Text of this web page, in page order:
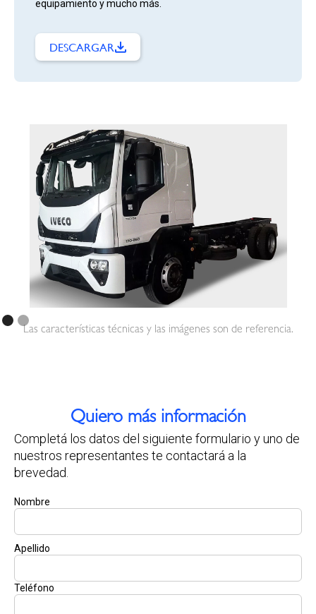
equipamiento y mucho más.
DESCARGAR
Las características técnicas y las imágenes son de referencia.
Quiero más información
Completá los datos del siguiente formulario y uno de
nuestros representantes te contactará a la
brevedad.
Nombre
Apellido
Teléfono